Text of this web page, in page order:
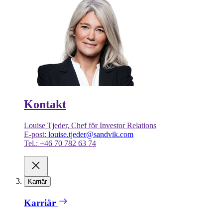
Kontakt
Louise Tjeder, Chef för Investor Relations
E-post: louise.tjeder@sandvik.com
Tel.: +46 70 782 63 74
Karriär
Karriär